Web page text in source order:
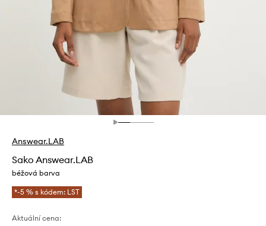
Answear.LAB
Sako Answear.LAB
béžová barva
*-5 % s kódem: LST
Aktuální cena: